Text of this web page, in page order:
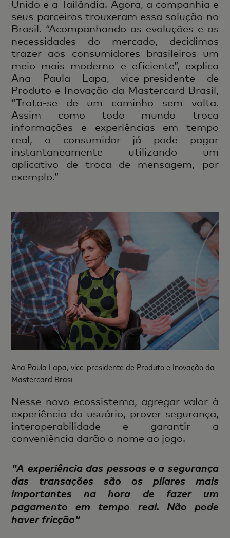
Unido e a Tailândia. Agora, a companhia e
seus parceiros trouxeram essa solução no
Brasil. “Acompanhando as evoluções e as
necessidades do mercado, decidimos
trazer aos consumidores brasileiros um
meio mais moderno e eficiente”, explica
Ana Paula Lapa, vice-presidente de
Produto e Inovação da Mastercard Brasil,
“Trata-se de um caminho sem volta.
Assim como todo mundo troca
informações e experiências em tempo
real, o consumidor já pode pagar
instantaneamente utilizando um
aplicativo de troca de mensagem, por
exemplo.”
Ana Paula Lapa, vice-presidente de Produto e Inovação da
Mastercard Brasi
Nesse novo ecossistema, agregar valor à
experiência do usuário, prover segurança,
interoperabilidade e garantir a
conveniência darão o nome ao jogo.
"A experiência das pessoas e a segurança
das transações são os pilares mais
importantes na hora de fazer um
pagamento em tempo real. Não pode
haver fricção"